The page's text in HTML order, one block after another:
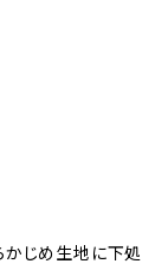
かじめ生地に下処